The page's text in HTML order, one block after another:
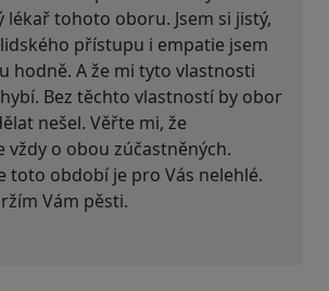
lékař tohoto oboru. Jsem si jistý,
přístupu i empatie jsem
hodně. A že mi tyto vlastnosti
Bez těchto vlastností by obor
nešel. Věřte mi, že
vždy o obou zúčastněných.
toto období je pro Vás nelehlé.
Vám pěsti.